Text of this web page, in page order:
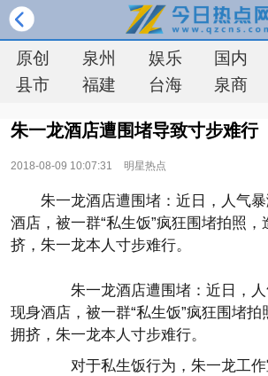
原创 泉州 娱乐 国内
县市
福建 台海 泉商
朱一龙酒店遭围堵导致寸步难行
2018-08-09 10:07:31 明星热点
朱一龙酒店遭围堵：近日，人气
酒店，被一群“私生饭”疯狂围堵拍照
挤，朱一龙本人寸步难行。
朱一龙酒店遭围堵：近日，人
现身酒店，被一群“私生饭”疯狂围堵
拥挤，朱一龙本人寸步难行。
对于私生饭行为，朱一龙工作